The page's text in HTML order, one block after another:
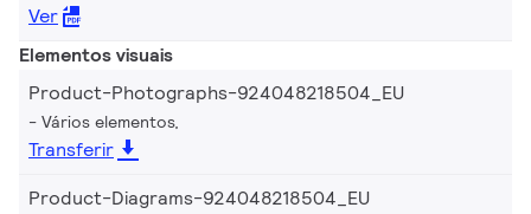
Ver
Elementos visuais
Product-Photographs-924048218504_EU
Vários elementos,
Transferir
Product-Diagrams-924048218504_EU